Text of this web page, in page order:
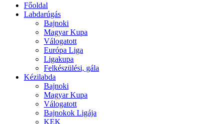
Főoldal
Labdarúgás
Bajnoki
Magyar Kupa
Válogatott
Európa Liga
Ligakupa
Felkészülési, gála
Kézilabda
Bajnoki
Magyar Kupa
Válogatott
Bajnokok Ligája
KEK